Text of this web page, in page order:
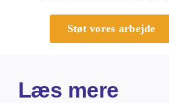
Støt vores arbejde
Læs mere